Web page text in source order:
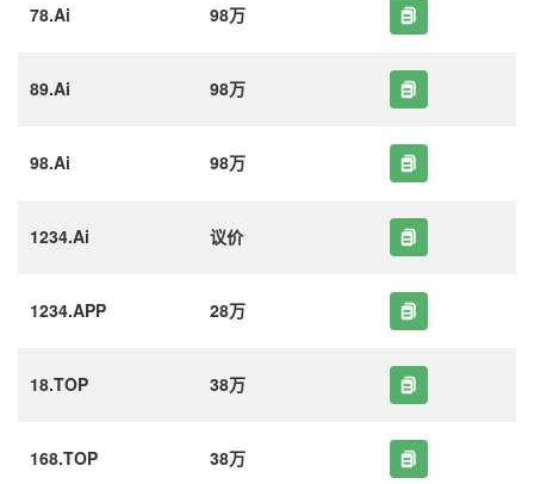
78.Ai 98万
89.Ai 98万
98.Ai 98万
1234.Ai 议价
1234.APP 28万
18.TOP 38万
168.TOP 38万